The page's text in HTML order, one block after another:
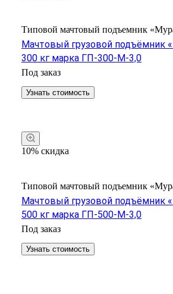
Типовой мачтовый подъемник
Мачтовый грузовой подъёмник
300 кг марка ГП-300-М-3,0
Под заказ
Узнать стоимость
10% скидка
Типовой мачтовый подъемник
Мачтовый грузовой подъёмник
500 кг марка ГП-500-М-3,0
Под заказ
Узнать стоимость